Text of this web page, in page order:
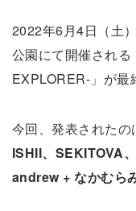
2022年6月4日（土
公園にて開催され
EXPLORER-」が最
今回、発表されたの
ISHII、SEKITOVA
andrew + なかむら